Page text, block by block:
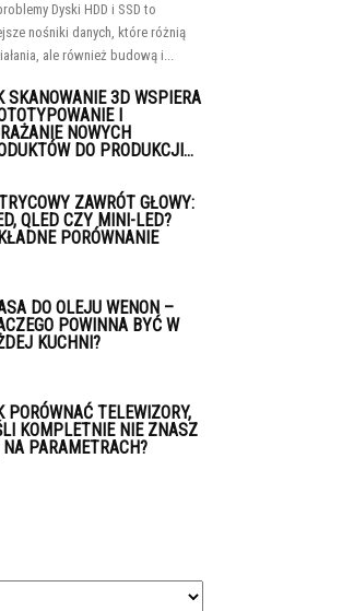
Dyski HDD i SSD to
nośniki danych, które różnią
ale również budową i...
SKANOWANIE 3D WSPIERA
I
NOWYCH
DO PRODUKCJI...
ZAWRÓT GŁOWY:
QLED CZY MINI-LED?
PORÓWNANIE
DO OLEJU WENON –
POWINNA BYĆ W
KUCHNI?
PORÓWNAĆ TELEWIZORY,
KOMPLETNIE NIE ZNASZ
PARAMETRACH?